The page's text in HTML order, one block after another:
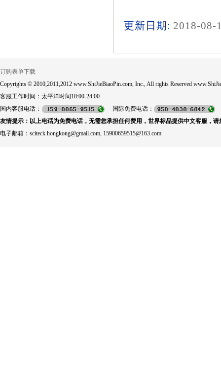
更新日期: 2018-08-
订购表单下载
Copyrights © 2010,2011,2012 www.ShiJieBiaoPin.com, Inc., All rights Reserved
客服工作时间：太平洋时间18:00-24:00
国内客服电话：
国际免费电话：
友情提示：以上电话为免费电话，无需您承担任何费用，世界标品提供中文客服，请
电子邮箱：sciteck.hongkong@gmail.com, 15900659515@163.com